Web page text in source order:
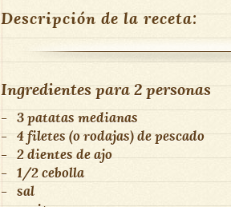
Descripción de la receta:
Ingredientes para2 personas
- 3 patatas medianas
- 4 filetes (o rodajas) de pescado
- 2 dientes de ajo
- 1/2 cebolla
- sal